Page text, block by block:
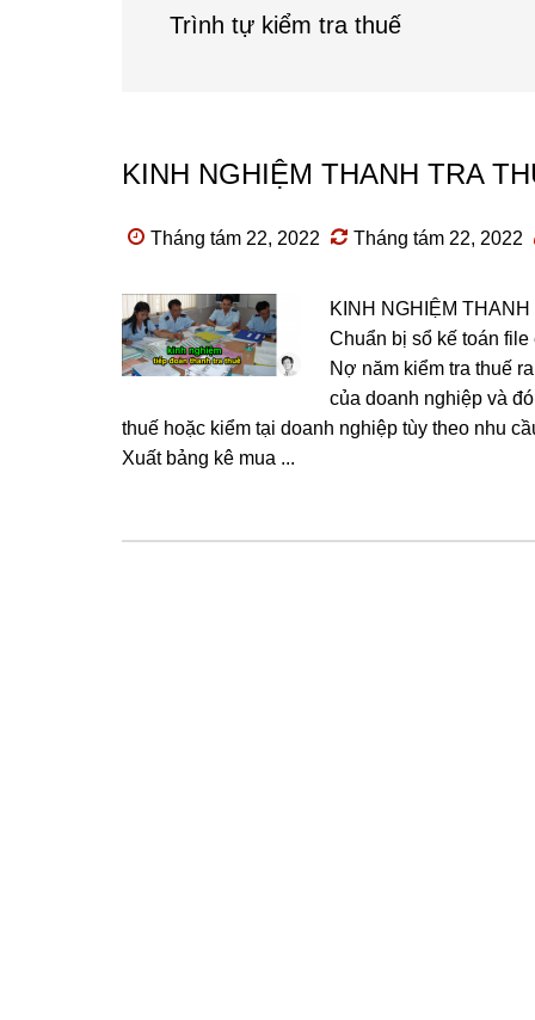
Trình tự kiểm tra thuế
KINH NGHIỆM THANH TRA
Tháng tám 22, 2022 Tháng tám 22, 2022
KINH NGHIỆM
Chuẩn bị sổ kế toán
Nợ năm kiểm tra thuế
của doanh nghiệp và
thuế hoặc kiểm tại doanh nghiệp tùy theo nhu
Xuất bảng kê mua ...